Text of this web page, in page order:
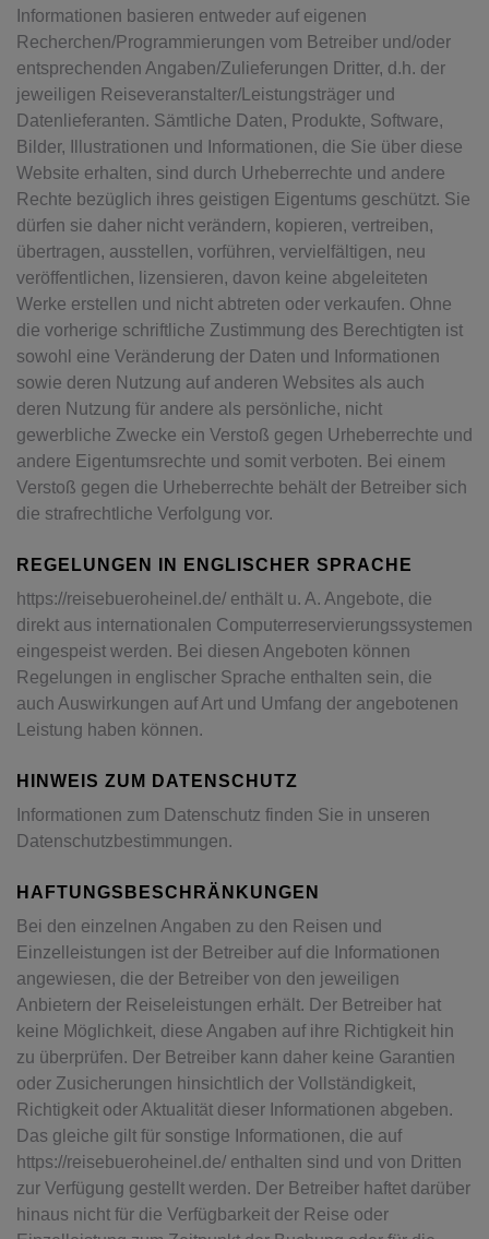
Informationen basieren entweder auf eigenen
Recherchen/Programmierungen vom Betreiber und/oder
entsprechenden Angaben/Zulieferungen Dritter, d.h. der
jeweiligen Reiseveranstalter/Leistungsträger und
Datenlieferanten. Sämtliche Daten, Produkte, Software,
Bilder, Illustrationen und Informationen, die Sie über diese
Website erhalten, sind durch Urheberrechte und andere
Rechte bezüglich ihres geistigen Eigentums geschützt. Sie
dürfen sie daher nicht verändern, kopieren, vertreiben,
übertragen, ausstellen, vorführen, vervielfältigen, neu
veröffentlichen, lizensieren, davon keine abgeleiteten
Werke erstellen und nicht abtreten oder verkaufen. Ohne
die vorherige schriftliche Zustimmung des Berechtigten ist
sowohl eine Veränderung der Daten und Informationen
sowie deren Nutzung auf anderen Websites als auch
deren Nutzung für andere als persönliche, nicht
gewerbliche Zwecke ein Verstoß gegen Urheberrechte und
andere Eigentumsrechte und somit verboten. Bei einem
Verstoß gegen die Urheberrechte behält der Betreiber sich
die strafrechtliche Verfolgung vor.
REGELUNGEN IN ENGLISCHER SPRACHE
https://reisebueroheinel.de/ enthält u. A. Angebote, die
direkt aus internationalen Computerreservierungssystemen
eingespeist werden. Bei diesen Angeboten können
Regelungen in englischer Sprache enthalten sein, die
auch Auswirkungen auf Art und Umfang der angebotenen
Leistung haben können.
HINWEIS ZUM DATENSCHUTZ
Informationen zum Datenschutz finden Sie in unseren
Datenschutzbestimmungen.
HAFTUNGSBESCHRÄNKUNGEN
Bei den einzelnen Angaben zu den Reisen und
Einzelleistungen ist der Betreiber auf die Informationen
angewiesen, die der Betreiber von den jeweiligen
Anbietern der Reiseleistungen erhält. Der Betreiber hat
keine Möglichkeit, diese Angaben auf ihre Richtigkeit hin
zu überprüfen. Der Betreiber kann daher keine Garantien
oder Zusicherungen hinsichtlich der Vollständigkeit,
Richtigkeit oder Aktualität dieser Informationen abgeben.
Das gleiche gilt für sonstige Informationen, die auf
https://reisebueroheinel.de/ enthalten sind und von Dritten
zur Verfügung gestellt werden. Der Betreiber haftet darüber
hinaus nicht für die Verfügbarkeit der Reise oder